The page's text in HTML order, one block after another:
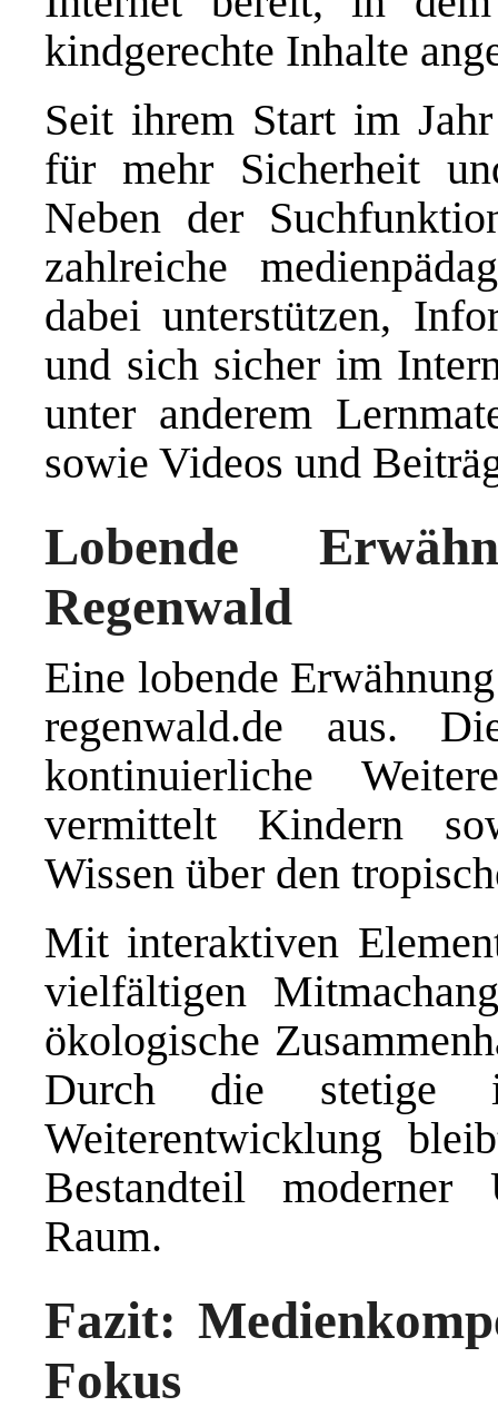
kindgerechte Inhalte
Seit ihrem Start im
für mehr Sicherheit
Neben der
zahlreiche
dabei unterstützen,
und sich sicher im
unter anderem
sowie Videos und
Lobende
Regenwald
Eine lobende
regenwald.de aus.
kontinuierliche
vermittelt Kindern
Wissen über den
Mit interaktiven
vielfältigen
ökologische
Durch die stetige
Weiterentwicklung
Bestandteil
Raum.
Fazit:
Fokus